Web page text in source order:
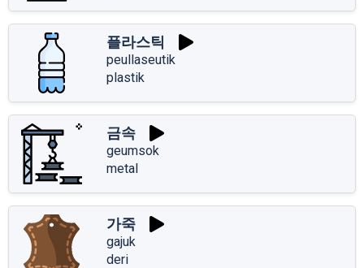
플라스틱
peullaseutik
plastik
금속
geumsok
metal
가죽
gajuk
deri